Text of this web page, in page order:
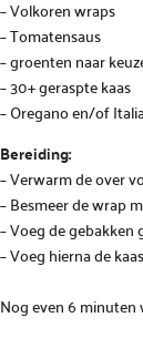
– Volkoren wraps
– Tomatensaus
– groenten naar
– 30+ geraspte kaas
– Oregano en/of
Bereiding:
– Verwarm de over
– Besmeer de wrap
– Voeg de
– Voeg hierna de
Nog even 6